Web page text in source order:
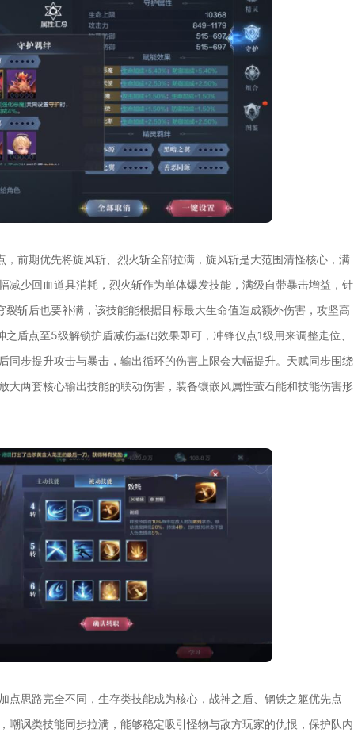
前期优先将旋风斩、烈火斩全部拉满，旋风斩是大范围清怪核心，满
减少回血道具消耗，烈火斩作为单体爆发技能，满级自带暴击增益，针
斩后也要补满，该技能能根据目标最大生命值造成额外伤害，攻坚高
盾点至5级解锁护盾减伤基础效果即可，冲锋仅点1级用来调整走位、
同步提升攻击与暴击，输出循环的伤害上限会大幅提升。天赋同步围绕
大两套核心输出技能的联动伤害，装备镶嵌风属性萤石能和技能伤害形
点思路完全不同，生存类技能成为核心，战神之盾、钢铁之躯优先点
讽类技能同步拉满，能够稳定吸引怪物与敌方玩家的仇恨，保护队内